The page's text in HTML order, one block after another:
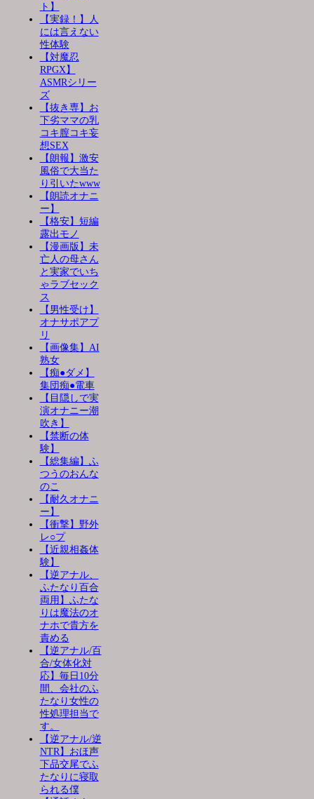
ト】
【実録！】人
には言えない
性体験
【対魔忍
RPGX】
ASMRシリー
ズ
【抜き専】お
下劣ママの乳
コキ膣コキ妄
想SEX
【朗報】激安
風俗で大当た
り引いたwww
【朗読オナニ
ー】
【格安】短編
露出モノ
【漫画版】未
亡人の母さん
と実家でいち
ゃラブセック
ス
【男性受け】
オナサポアプ
リ
【画像集】AI
熟女
【痴●ダメ】
集団痴●電車
【目隠しで実
演オナニー潮
吹き】
【禁断の体
験】
【総集編】ふ
つうのおんな
のこ
【耐久オナニ
ー】
【衝撃】野外
レ○プ
【近親相姦体
験】
【逆アナル、
ふたなり百合
両用】ふたな
りは魔法のオ
ナホで貴方を
責める
【逆アナル/百
合/女体化対
応】毎日10分
間、会社のふ
たなり女性の
性処理担当で
す。
【逆アナル/逆
NTR】おほ声
下品交尾でふ
たなりに寝取
られる僕